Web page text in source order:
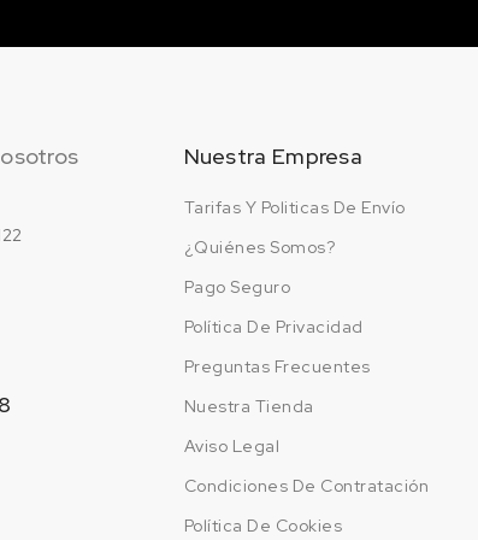
SPHAERENBLAU EFFECT
LX5Z/M7 PETROLBLAU
Nuestra Empresa
Tarifas Y Politicas De Envío
¿Quiénes Somos?
Pago Seguro
Política De Privacidad
Preguntas Frecuentes
Nuestra Tienda
Aviso Legal
Condiciones De Contratación
Política De Cookies